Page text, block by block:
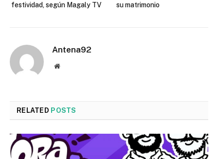
festividad, según Magaly TV
su matrimonio
Antena92
Website
RELATED POSTS